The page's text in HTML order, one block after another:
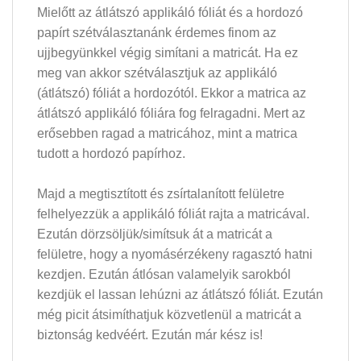
Mielőtt az átlátszó applikáló fóliát és a hordozó
papírt szétválasztanánk érdemes finom az
ujjbegyünkkel végig simítani a matricát. Ha ez
meg van akkor szétválasztjuk az applikáló
(átlátszó) fóliát a hordozótól. Ekkor a matrica az
átlátszó applikáló fóliára fog felragadni. Mert az
erősebben ragad a matricához, mint a matrica
tudott a hordozó papírhoz.
Majd a megtisztított és zsírtalanított felületre
felhelyezzük a applikáló fóliát rajta a matricával.
Ezután dörzsöljük/simítsuk át a matricát a
felületre, hogy a nyomásérzékeny ragasztó hatni
kezdjen. Ezután átlósan valamelyik sarokból
kezdjük el lassan lehúzni az átlátszó fóliát. Ezután
még picit átsimíthatjuk közvetlenül a matricát a
biztonság kedvéért. Ezután már kész is!